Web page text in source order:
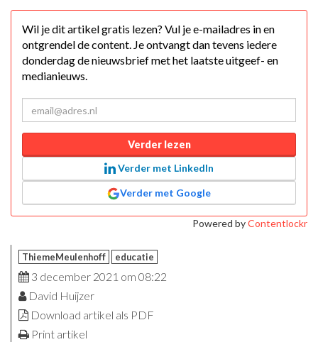
Wil je dit artikel gratis lezen? Vul je e-mailadres in en
ontgrendel de content. Je ontvangt dan tevens iedere
donderdag de nieuwsbrief met het laatste uitgeef- en
medianieuws.
Verder lezen
Verder met LinkedIn
Verder met Google
Powered byContentlockr
ThiemeMeulenhoff educatie
3 december 2021 om 08:22
David Huijzer
Download artikel als PDF
Print artikel